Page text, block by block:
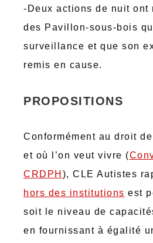
-Deux actions de nuit ont
des Pavillon-sous-bois
surveillance et que son
remis en cause.
PROPOSITIONS
Conformément au droit
et où l’on veut vivre (
CRDPH ), CLE Autistes
hors des institutions est
soit le niveau de
en fournissant à égalité